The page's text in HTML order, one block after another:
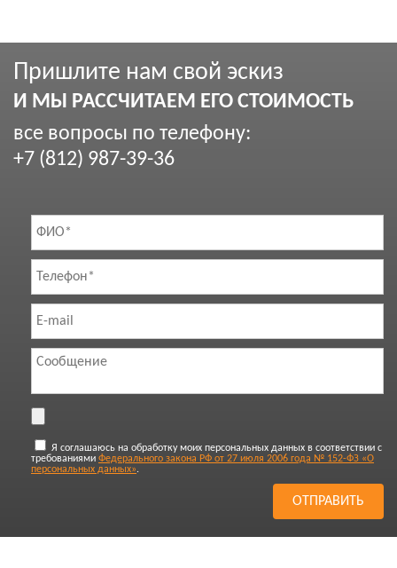
Пришлите нам свой эскиз
И МЫ РАССЧИТАЕМ ЕГО СТОИМОСТЬ
все вопросы по телефону:
+7 (812) 987-39-36
Я соглашаюсь на обработку моих персональных данных в соответствии с
требованиями Федерального закона РФ от 27 июля 2006 года № 152-ФЗ «О
персональных данных».